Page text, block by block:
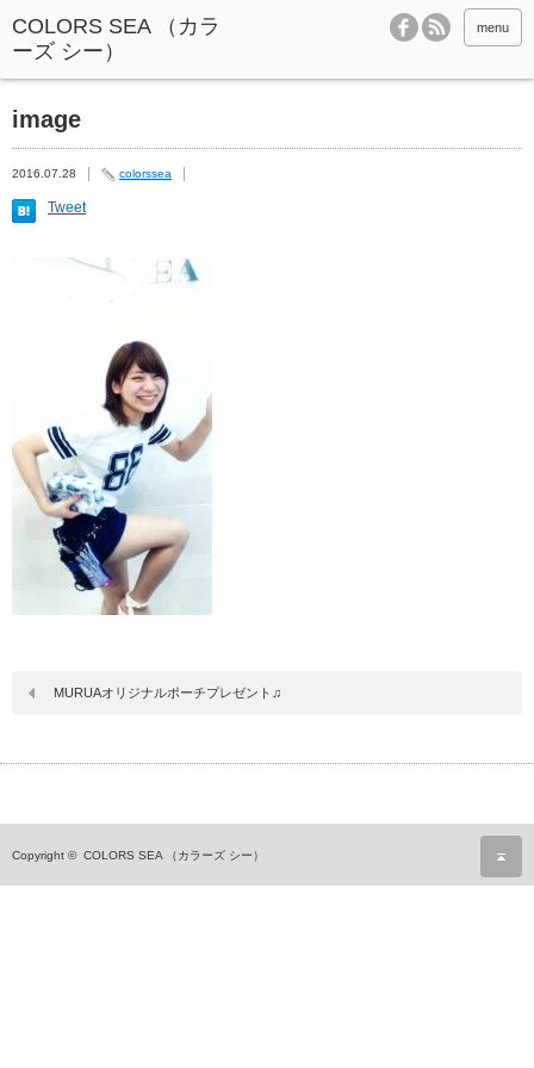
menu
image
2016.07.28 colorssea
Tweet
MURUAオリジナルポーチプレゼント♫
Copyright © COLORS SEA （カラーズ シー）